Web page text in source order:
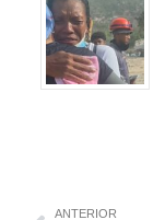
ANTERIOR